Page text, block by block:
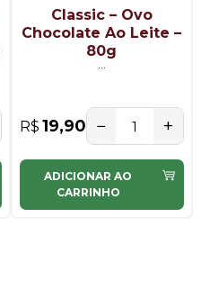
Classic – Ovo
Chocolate Ao Leite –
80g
...
R$ 19,90 − +
ADICIONAR AO
CARRINHO